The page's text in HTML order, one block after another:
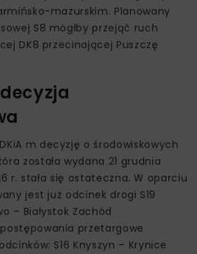
mazurskim. Planowany
S8 mógłby przejąć ruch
DK8 przecinającej Puszczę
m decyzję o środowiskowych
została wydana 21 grudnia
r. stała się ostateczna. W oparciu
jest już odcinek drogi S19
– Białystok Zachód
przetargowe
S16 Knyszyn – Krynice